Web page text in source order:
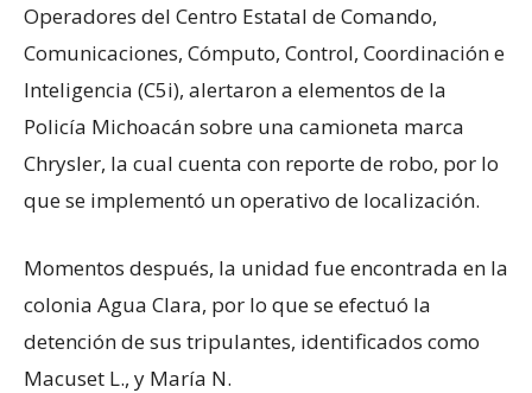
Operadores del Centro Estatal de Comando,
Comunicaciones, Cómputo, Control, Coordinación e
Inteligencia (C5i), alertaron a elementos de la
Policía Michoacán sobre una camioneta marca
Chrysler, la cual cuenta con reporte de robo, por lo
que se implementó un operativo de localización.
Momentos después, la unidad fue encontrada en la
colonia Agua Clara, por lo que se efectuó la
detención de sus tripulantes, identificados como
Macuset L., y María N.